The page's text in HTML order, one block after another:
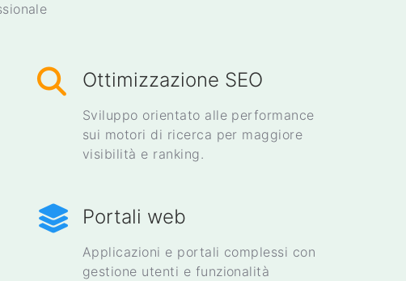
Ottimizzazione SEO
Sviluppo orientato alle performance
sui motori di ricerca per maggiore
visibilità e ranking.
Portali web
Applicazioni e portali complessi con
gestione utenti e funzionalità